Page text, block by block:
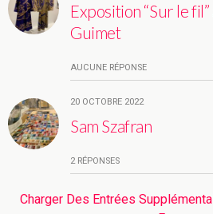
Exposition “Sur le
Guimet
AUCUNE RÉPONSE
20 OCTOBRE 2022
Sam Szafran
2 RÉPONSES
Charger Des Entrées